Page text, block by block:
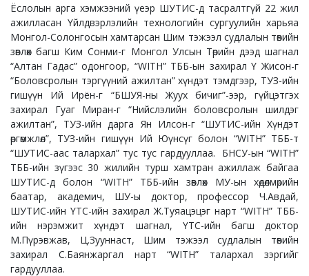
Ёслолын арга хэмжээний үеэр ШУТИС-д тасралтгүй 22 жил
ажилласан Үйлдвэрлэлийн технологийн сургуулийн харьяа
Монгол-Солонгосын хамтарсан Шим тэжээл судлалын төвийн
зөвлөх багш Ким Сонми-г Монгол Улсын Төрийн дээд шагнал
“Алтан Гадас” одонгоор, “WITH” ТББ-ын захирал Ү Жисон-г
“Боловсролын тэргүүний ажилтан” хүндэт тэмдгээр, ТУЗ-ийн
гишүүн Ий Ирён-г “БШУЯ-ны Жуух бичиг”-ээр, гүйцэтгэх
захирал Гуаг Миран-г “Нийслэлийн боловсролын шилдэг
ажилтан”, ТУЗ-ийн дарга Ян Илсон-г “ШУТИС-ийн Хүндэт
өргөмжлөл”, ТУЗ-ийн гишүүн Ий Юүнсүг болон “WITH” ТББ-т
“ШУТИС-аас талархал” тус тус гардууллаа. БНСУ-ын “WITH”
ТББ-ийн зүгээс 30 жилийн турш хамтран ажиллаж байгаа
ШУТИС-д болон “WITH” ТББ-ийн зөвлөх МУ-ын хөдөлмөрийн
баатар, академич, ШУ-ы доктор, профессор Ч.Авдай,
ШУТИС-ийн ҮТС-ийн захирал Ж.Туяацэцэг нарт “WITH” ТББ-
ийн нэрэмжит хүндэт шагнал, ҮТС-ийн багш доктор
М.Пүрэвжав, Ц.Зууннаст, Шим тэжээл судлалын төвийн
захирал С.Баянжаргал нарт “WITH” талархал зэргийг
гардууллаа.